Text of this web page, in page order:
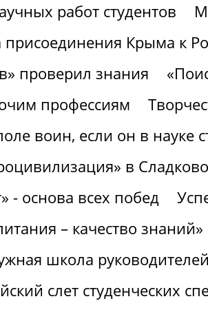
работ студентов
Крыма к
проверил знания
профессиям
воин, если он в науке
в Сладково
- основа всех побед
– качество знаний»
школа
слет студенческих